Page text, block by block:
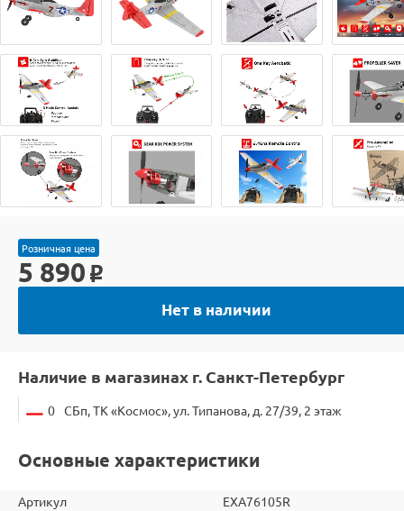
Розничная цена
5 890 o
Нет в наличии
Наличие в магазинах г. Санкт-Петербург
0 СБп, ТК «Космос», ул. Типанова, д. 27/39, 2 этаж
Основные характеристики
Артикул
EXA76105R